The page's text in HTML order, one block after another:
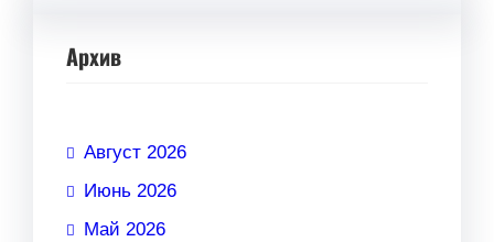
Архив
Август 2026
Июнь 2026
Май 2026